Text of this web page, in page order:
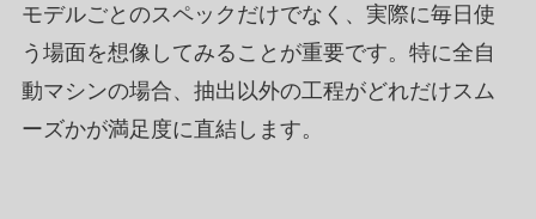
モデルごとのスペックだけでなく、実際に毎日使
う場面を想像してみることが重要です。特に全自
動マシンの場合、抽出以外の工程がどれだけスム
ーズかが満足度に直結します。